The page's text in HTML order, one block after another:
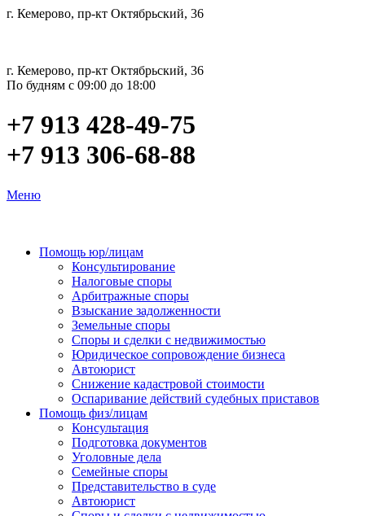
г. Кемерово, пр-кт Октябрьский, 36
г. Кемерово, пр-кт Октябрьский, 36
По будням с 09:00 до 18:00
+7 913 428-49-75
+7 913 306-68-88
Меню
Помощь юр/лицам
Консультирование
Налоговые споры
Арбитражные споры
Взыскание задолженности
Земельные споры
Споры и сделки с недвижимостью
Юридическое сопровождение бизнеса
Автоюрист
Снижение кадастровой стоимости
Оспаривание действий судебных приставов
Помощь физ/лицам
Консультация
Подготовка документов
Уголовные дела
Семейные споры
Представительство в суде
Автоюрист